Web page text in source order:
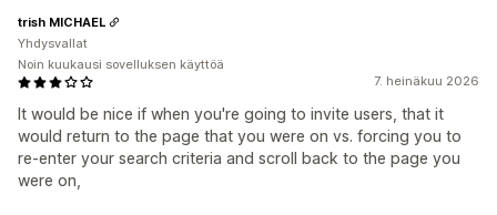
7. heinäkuu 2026
It would be nice if when you're going to invite users, that it
would return to the page that you were on vs. forcing you to
re-enter your search criteria and scroll back to the page you
were on,
trish MICHAEL
Yhdysvallat
Noin kuukausi sovelluksen käyttöä